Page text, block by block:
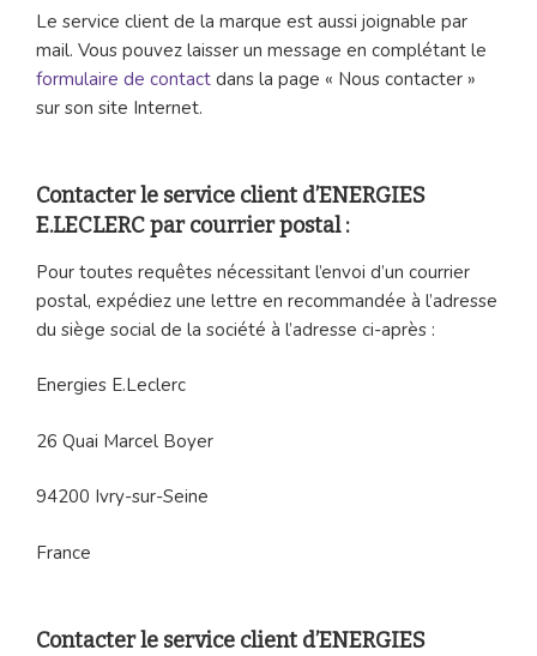
Le service client de la marque est aussi joignable par
mail. Vous pouvez laisser un message en complétant le
formulaire de contact dans la page « Nous contacter »
sur son site Internet.
Contacter le service client d’ENERGIES
E.LECLERC par courrier postal :
Pour toutes requêtes nécessitant l’envoi d’un courrier
postal, expédiez une lettre en recommandée à l’adresse
du siège social de la société à l’adresse ci-après :
Energies E.Leclerc
26 Quai Marcel Boyer
94200 Ivry-sur-Seine
France
Contacter le service client d’ENERGIES